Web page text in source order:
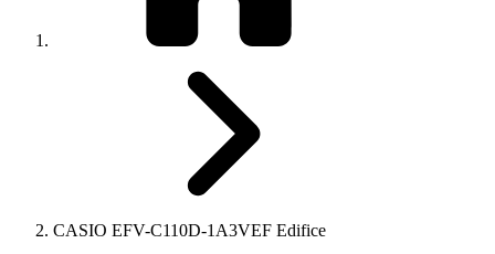
CASIO EFV-C110D-1A3VEF Edifice